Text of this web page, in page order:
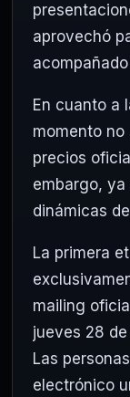
aprovechó
En cuanto a
momento no
precios
embargo,
dinámicas
La primera
mailing
jueves 28
Las
electrónico